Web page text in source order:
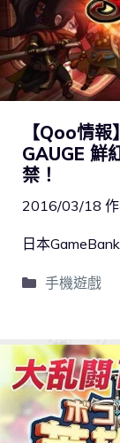
【Qoo情
GAUGE 鮮
禁！
2016/03/18
日本
手機遊戲